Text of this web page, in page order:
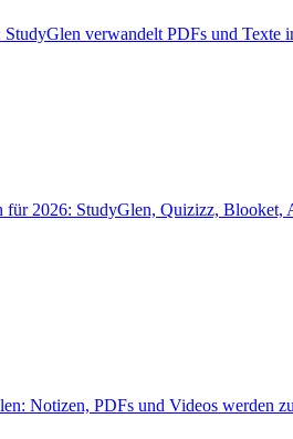
verwandelt PDFs und
2026: StudyGlen, Quizizz,
Notizen, PDFs und Videos werden